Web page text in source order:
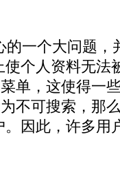
一个大问题，
个人资料无法
单，这使得一
不可搜索，那
因此，许多用